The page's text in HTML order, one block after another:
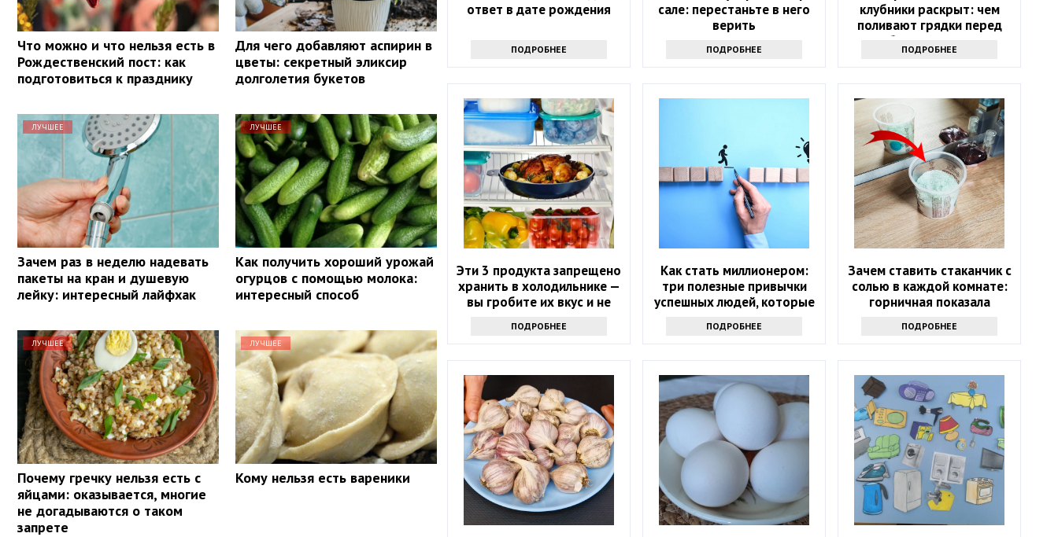
Что можно и что нельзя есть в
Рождественский пост: как
подготовиться к празднику
Для чего добавляют аспирин в
цветы: секретный эликсир
долголетия букетов
ЛУЧШЕЕ
Зачем раз в неделю надевать
пакеты на кран и душевую
лейку: интересный лайфхак
ЛУЧШЕЕ
Как получить хороший урожай
огурцов с помощью молока:
интересный способ
ЛУЧШЕЕ
Почему гречку нельзя есть с
яйцами: оказывается, многие
не догадываются о таком
запрете
ЛУЧШЕЕ
Кому нельзя есть вареники
ответ в дате рождения
ПОДРОБНЕЕ
сале: перестаньте в него
верить
ПОДРОБНЕЕ
клубники раскрыт: чем
поливают грядки перед
сбором урожая
ПОДРОБНЕЕ
Эти 3 продукта запрещено
хранить в холодильнике —
вы гробите их вкус и не
ПОДРОБНЕЕ
Как стать миллионером:
три полезные привычки
успешных людей, которые
ПОДРОБНЕЕ
Зачем ставить стаканчик с
солью в каждой комнате:
горничная показала
ПОДРОБНЕЕ